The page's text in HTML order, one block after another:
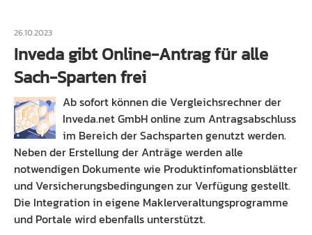
26.10.2023
Inveda gibt Online-Antrag für alle
Sach-Sparten frei
Ab sofort können die Vergleichsrechner der
Inveda.net GmbH online zum Antragsabschluss
im Bereich der Sachsparten genutzt werden.
Neben der Erstellung der Anträge werden alle
notwendigen Dokumente wie Produktinfomationsblätter
und Versicherungsbedingungen zur Verfügung gestellt.
Die Integration in eigene Maklerveraltungsprogramme
und Portale wird ebenfalls unterstützt.